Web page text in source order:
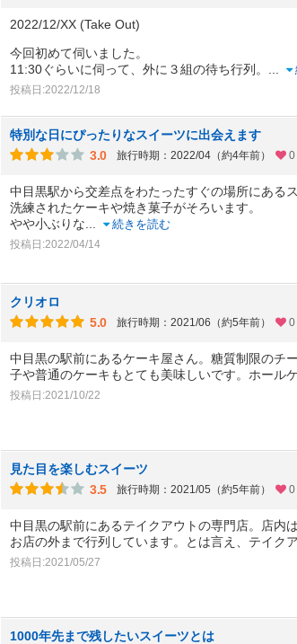
2022/12/XX (Take Out)
今回初めて伺いました。
11:30ぐらいに伺って、外に３組の待ち行列。
投稿日:2022/12/18
特別な日にぴったりなスイーツに出会えます
3.0
旅行時期：2022/04（約4年前） 0
中目黒駅から交差点をわたったすぐの場所にある
洗練されたケーキや焼き菓子がそろいます。
やや小ぶりな
続きを読む
投稿日:2022/04/14
クリオロ
5.0
旅行時期：2021/06（約5年前） 0
中目黒の駅前にあるケーキ屋さん。糖質制限のチ
子や普通のケーキもとても美味しいです。ホール
投稿日:2021/10/22
見た目を楽しむスイーツ
3.5
旅行時期：2021/05（約5年前） 0
中目黒の駅前にあるテイクアウトの専門店。店内
お店の外まで行列しています。とは言え、テイクア
投稿日:2021/05/27
1000年先まで残したいスイーツとは